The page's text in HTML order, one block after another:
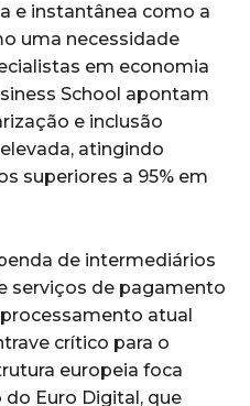
e instantânea como a
uma necessidade
em economia
School apontam
e inclusão
atingindo
superiores a 95% em
de intermediários
serviços de pagamento
atual
crítico para o
europeia foca
Euro Digital, que